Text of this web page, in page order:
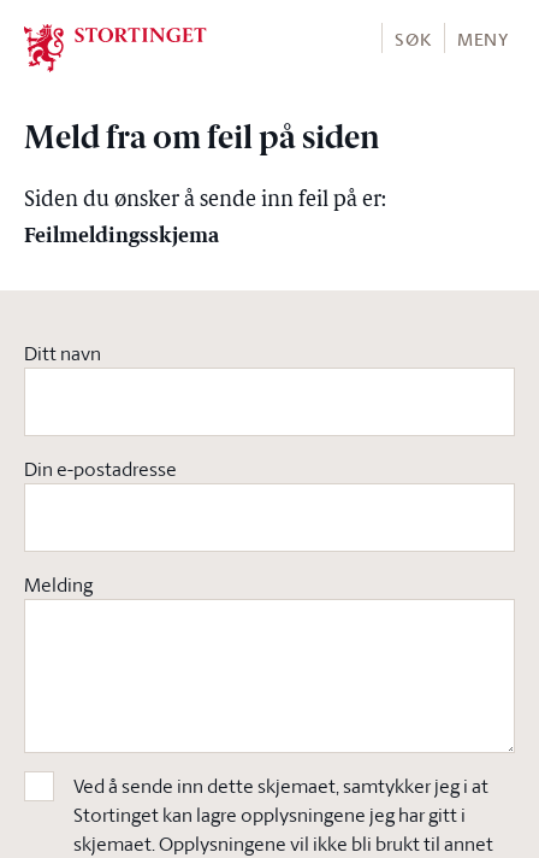
Stortinget.no
SØK MENY
Meld fra om feil på siden
Siden du ønsker å sende inn feil på er:
Feilmeldingsskjema
Ditt navn
Din e-postadresse
Melding
Ved å sende inn dette skjemaet, samtykker jeg i at
Stortinget kan lagre opplysningene jeg har gitt i
skjemaet. Opplysningene vil ikke bli brukt til annet